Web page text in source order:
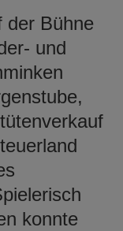
der Bühne
und
konnte